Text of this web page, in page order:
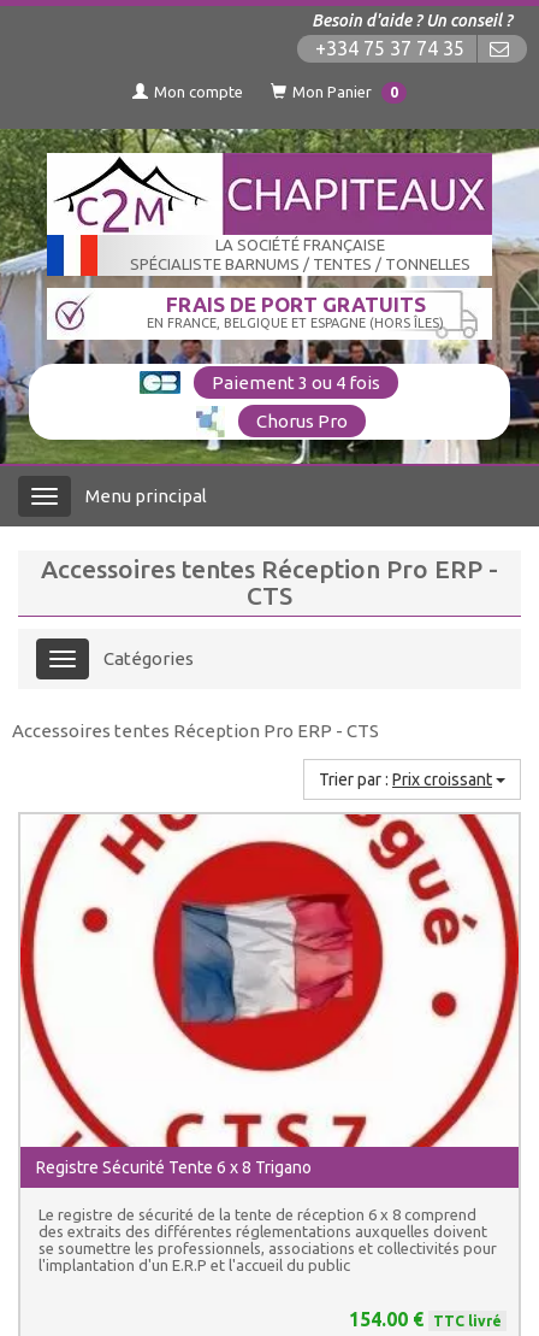
Besoin d'aide ? Un conseil ?
+334 75 37 74 35
Mon compte Mon Panier 0
LA SOCIÉTÉ FRANÇAISE
SPÉCIALISTE BARNUMS / TENTES / TONNELLES
FRAIS DE PORT GRATUITS
EN FRANCE, BELGIQUE ET ESPAGNE (HORS ÎLES)
Paiement 3 ou 4 fois
Chorus Pro
Menu Menu principal
Accessoires tentes Réception Pro ERP -
CTS
Menu Catégories
Accessoires tentes Réception Pro ERP - CTS
Trier par : Prix croissant
Registre Sécurité Tente 6 x 8 Trigano
Le registre de sécurité de la tente de réception 6 x 8 comprend
des extraits des différentes réglementations auxquelles doivent
se soumettre les professionnels, associations et collectivités pour
l'implantation d'un E.R.P et l'accueil du public
154.00 € TTC livré